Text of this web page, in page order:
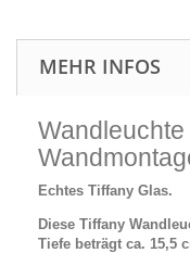
MEHR INFOS
Echtes Tiffany Glas.
Diese Tiffany
Tiefe beträgt ca. 15,5